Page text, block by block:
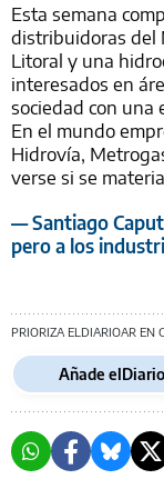
Esta semana
distribuidoras del
Litoral y una
interesados en
sociedad con una
En el mundo
Hidrovía,
verse si se
— Santiago
pero a los
PRIORIZA ELDIARIOAR EN
Añade